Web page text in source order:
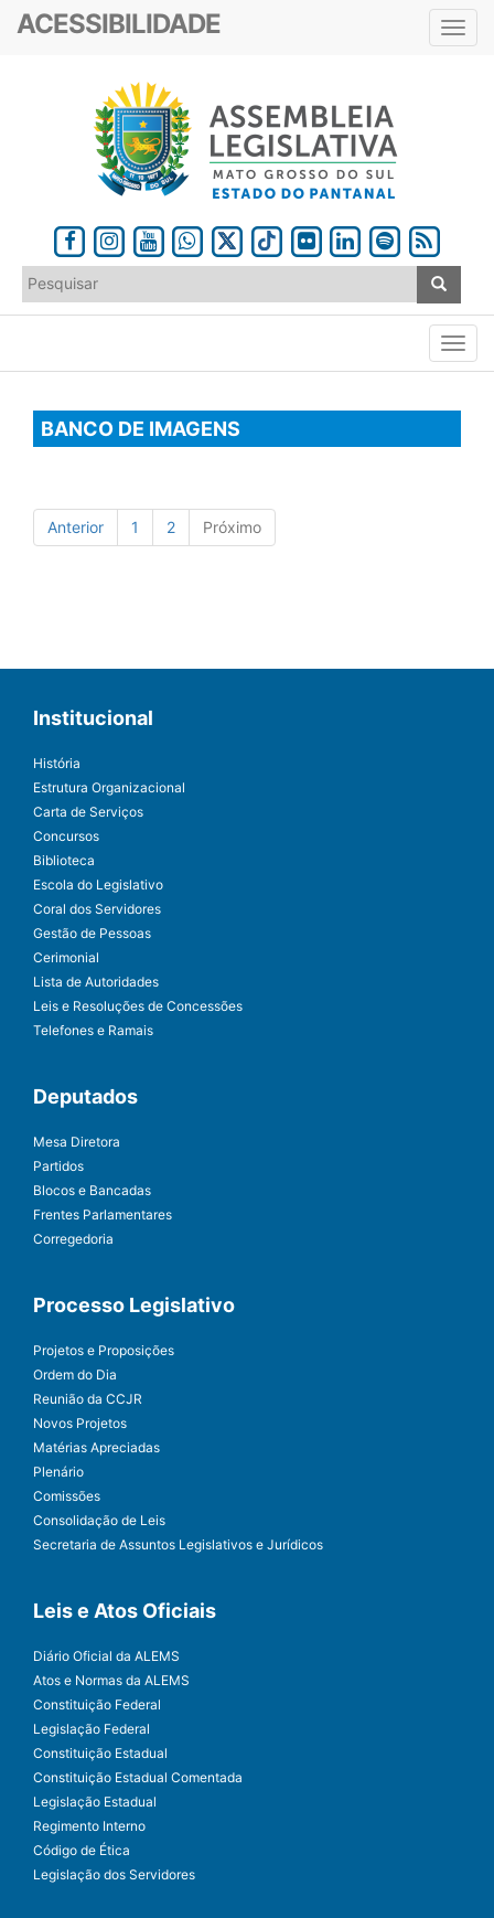
ACESSIBILIDADE
BANCO DE IMAGENS
Anterior 1 2 Próximo
Institucional
História
Estrutura Organizacional
Carta de Serviços
Concursos
Biblioteca
Escola do Legislativo
Coral dos Servidores
Gestão de Pessoas
Cerimonial
Lista de Autoridades
Leis e Resoluções de Concessões
Telefones e Ramais
Deputados
Mesa Diretora
Partidos
Blocos e Bancadas
Frentes Parlamentares
Corregedoria
Processo Legislativo
Projetos e Proposições
Ordem do Dia
Reunião da CCJR
Novos Projetos
Matérias Apreciadas
Plenário
Comissões
Consolidação de Leis
Secretaria de Assuntos Legislativos e Jurídicos
Leis e Atos Oficiais
Diário Oficial da ALEMS
Atos e Normas da ALEMS
Constituição Federal
Legislação Federal
Constituição Estadual
Constituição Estadual Comentada
Legislação Estadual
Regimento Interno
Código de Ética
Legislação dos Servidores